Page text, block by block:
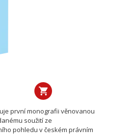
první monografii věnovanou
soužití ze
pohledu v českém právním